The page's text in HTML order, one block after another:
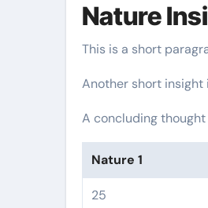
Nature
This is a short
Another short insight
A concluding
Nature 1
25